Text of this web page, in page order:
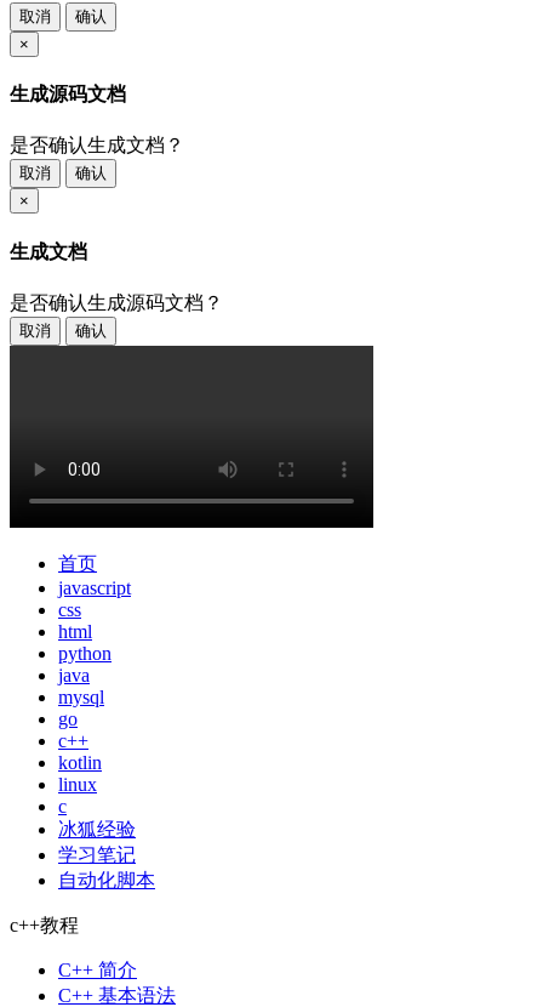
取消
确认
×
生成源码文档
是否确认生成文档？
取消
确认
×
生成文档
是否确认生成源码文档？
取消 确认
首页
javascript
css
html
python
java
mysql
go
c++
kotlin
linux
c
冰狐经验
学习笔记
自动化脚本
c++教程
C++ 简介
C++ 基本语法